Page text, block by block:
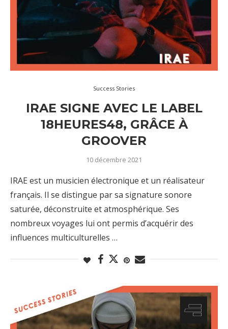
Success Stories
IRAE SIGNE AVEC LE LABEL
18HEURES48, GRÂCE À
GROOVER
10 décembre 2021
IRAE est un musicien électronique et un réalisateur
français. Il se distingue par sa signature sonore
saturée, déconstruite et atmosphérique. Ses
nombreux voyages lui ont permis d’acquérir des
influences multiculturelles …